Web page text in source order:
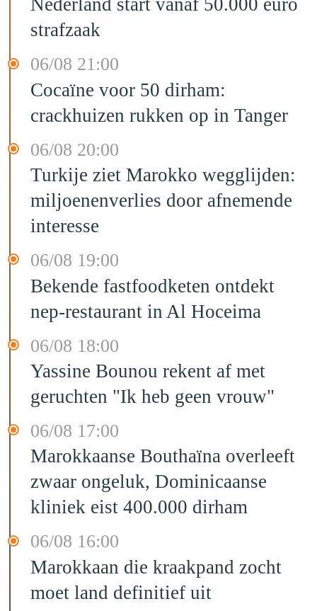
Nederland start vanaf 50.000 euro
strafzaak
06/08 21:00
Cocaïne voor 50 dirham:
crackhuizen rukken op in Tanger
06/08 20:00
Turkije ziet Marokko wegglijden:
miljoenenverlies door afnemende
interesse
06/08 19:00
Bekende fastfoodketen ontdekt
nep-restaurant in Al Hoceima
06/08 18:00
Yassine Bounou rekent af met
geruchten "Ik heb geen vrouw"
06/08 17:00
Marokkaanse Bouthaïna overleeft
zwaar ongeluk, Dominicaanse
kliniek eist 400.000 dirham
06/08 16:00
Marokkaan die kraakpand zocht
moet land definitief uit